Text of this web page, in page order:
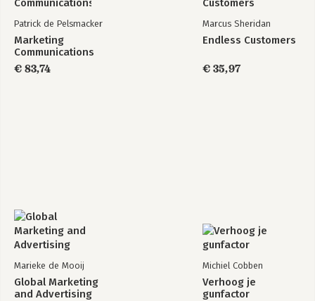
Patrick de Pelsmacker
Marketing
Communications
€ 83,74
Marcus Sheridan
Endless Customers
€ 35,97
Marieke de Mooij
Global Marketing
and Advertising
Michiel Cobben
Verhoog je
gunfactor